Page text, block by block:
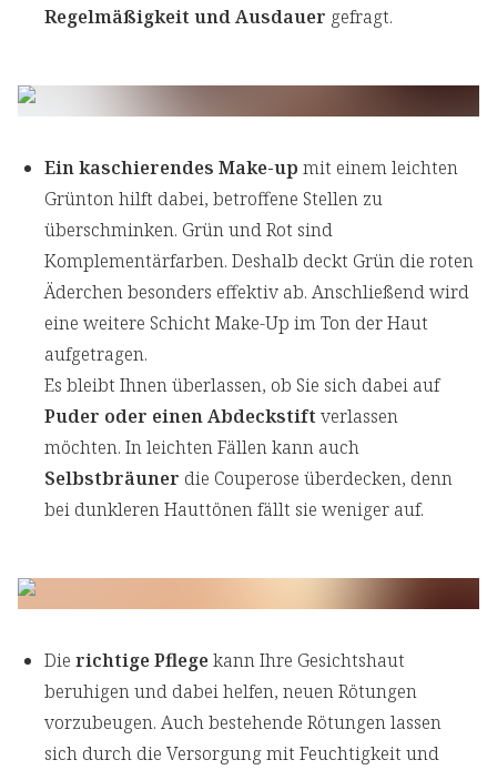
Regelmäßigkeit und Ausdauer gefragt.
Ein kaschierendes Make-up mit einem leichten
Grünton hilft dabei, betroffene Stellen zu
überschminken. Grün und Rot sind
Komplementärfarben. Deshalb deckt Grün die roten
Äderchen besonders effektiv ab. Anschließend wird
eine weitere Schicht Make-Up im Ton der Haut
aufgetragen.
Es bleibt Ihnen überlassen, ob Sie sich dabei auf
Puder oder einen Abdeckstift verlassen
möchten. In leichten Fällen kann auch
Selbstbräuner die Couperose überdecken, denn
bei dunkleren Hauttönen fällt sie weniger auf.
Die richtige Pflegekann Ihre Gesichtshaut
beruhigen und dabei helfen, neuen Rötungen
vorzubeugen. Auch bestehende Rötungen lassen
sich durch die Versorgung mit Feuchtigkeit und